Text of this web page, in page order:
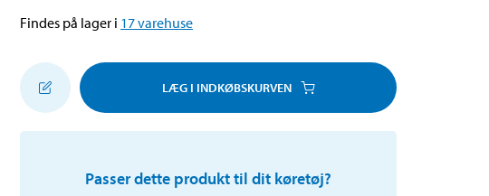
Findes på lager i 17varehuse
LÆG I INDKØBSKURVEN
Passer dette produkt til dit køretøj?